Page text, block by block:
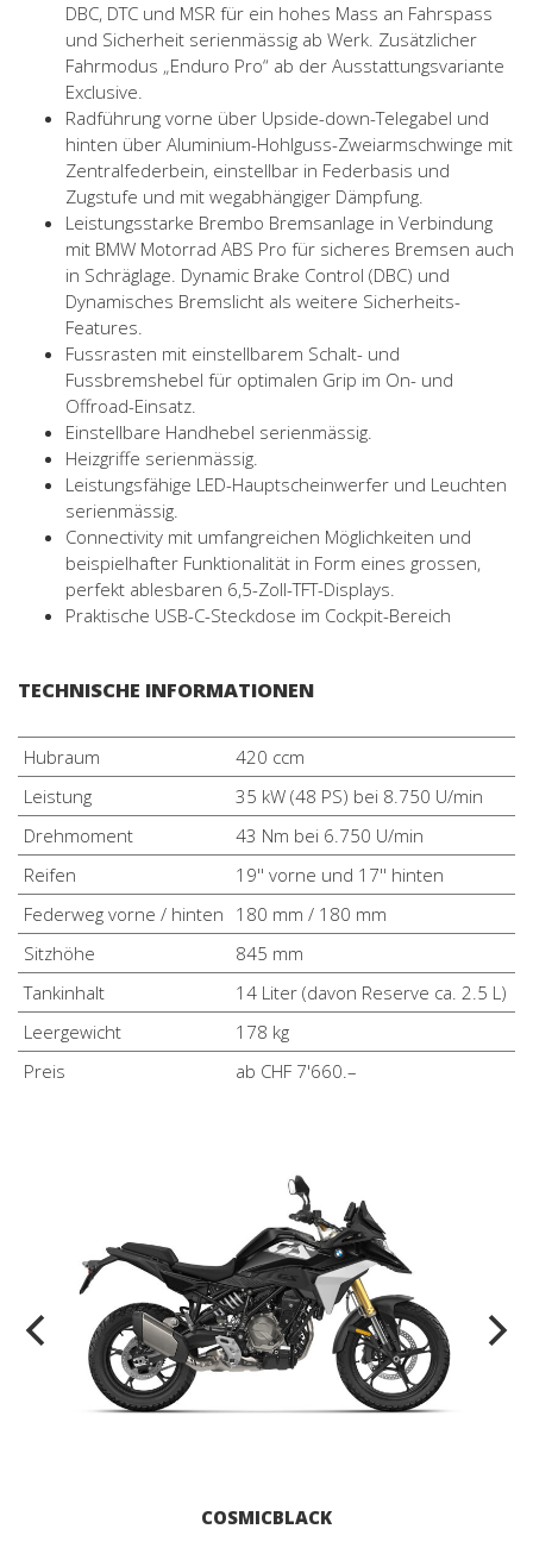
DBC, DTC und MSR für ein hohes Mass an Fahrspass
und Sicherheit serienmässig ab Werk. Zusätzlicher
Fahrmodus „Enduro Pro“ ab der Ausstattungsvariante
Exclusive.
Radführung vorne über Upside-down-Telegabel und
hinten über Aluminium-Hohlguss-Zweiarmschwinge mit
Zentralfederbein, einstellbar in Federbasis und
Zugstufe und mit wegabhängiger Dämpfung.
Leistungsstarke Brembo Bremsanlage in Verbindung
mit BMW Motorrad ABS Pro für sicheres Bremsen auch
in Schräglage. Dynamic Brake Control (DBC) und
Dynamisches Bremslicht als weitere Sicherheits-
Features.
Fussrasten mit einstellbarem Schalt- und
Fussbremshebel für optimalen Grip im On- und
Offroad-Einsatz.
Einstellbare Handhebel serienmässig.
Heizgriffe serienmässig.
Leistungsfähige LED-Hauptscheinwerfer und Leuchten
serienmässig.
Connectivity mit umfangreichen Möglichkeiten und
beispielhafter Funktionalität in Form eines grossen,
perfekt ablesbaren 6,5-Zoll-TFT-Displays.
Praktische USB-C-Steckdose im Cockpit-Bereich
TECHNISCHE INFORMATIONEN
Hubraum
420 ccm
Leistung
35 kW (48 PS) bei 8.750 U/min
Drehmoment
43 Nm bei 6.750 U/min
Reifen
19'' vorne und 17'' hinten
Federweg vorne / hinten 180 mm / 180 mm
Sitzhöhe
845 mm
Tankinhalt
14 Liter (davon Reserve ca. 2.5 L)
Leergewicht
178 kg
Preis
ab CHF 7'660.–
COSMICBLACK